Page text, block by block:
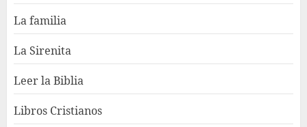
La familia
La Sirenita
Leer la Biblia
Libros Cristianos